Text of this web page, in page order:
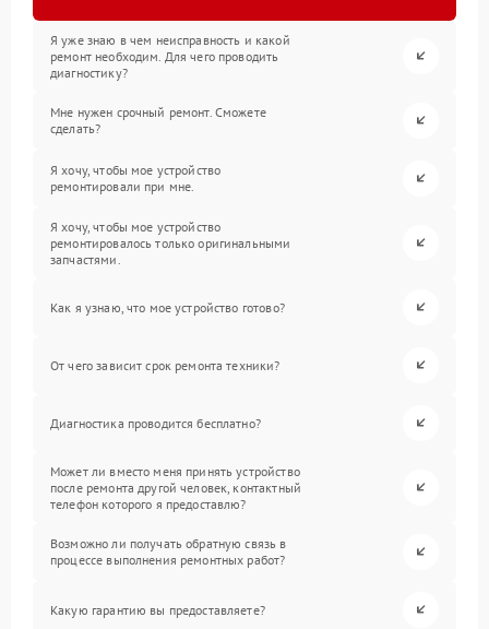
Я уже знаю в чем неисправность и какой
ремонт необходим. Для чего проводить
диагностику?
Мне нужен срочный ремонт. Сможете
сделать?
Я хочу, чтобы мое устройство
ремонтировали при мне.
Я хочу, чтобы мое устройство
ремонтировалось только оригинальными
запчастями.
Как я узнаю, что мое устройство готово?
От чего зависит срок ремонта техники?
Диагностика проводится бесплатно?
Может ли вместо меня принять устройство
после ремонта другой человек, контактный
телефон которого я предоставлю?
Возможно ли получать обратную связь в
процессе выполнения ремонтных работ?
Какую гарантию вы предоставляете?